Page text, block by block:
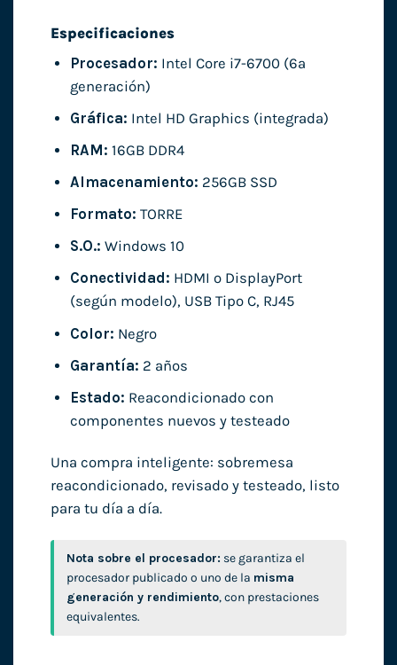
Especificaciones
Procesador: Intel Core i7-6700 (6ª
generación)
Gráfica: Intel HD Graphics (integrada)
RAM: 16GB DDR4
Almacenamiento: 256GB SSD
Formato: TORRE
S.O.: Windows 10
Conectividad: HDMI o DisplayPort
(según modelo), USB Tipo C, RJ45
Color: Negro
Garantía: 2 años
Estado: Reacondicionado con
componentes nuevos y testeado
Una compra inteligente: sobremesa
reacondicionado, revisado y testeado, listo
para tu día a día.
Nota sobre el procesador: se garantiza el
procesador publicado o uno de la misma
generación y rendimiento, con prestaciones
equivalentes.